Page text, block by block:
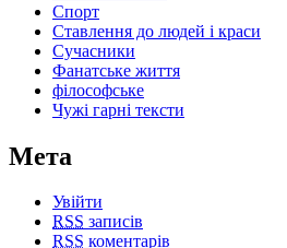
Спорт
Ставлення до людей і краси
Сучасники
Фанатське життя
філософське
Чужі гарні тексти
Мета
Увійти
RSS записів
RSS коментарів